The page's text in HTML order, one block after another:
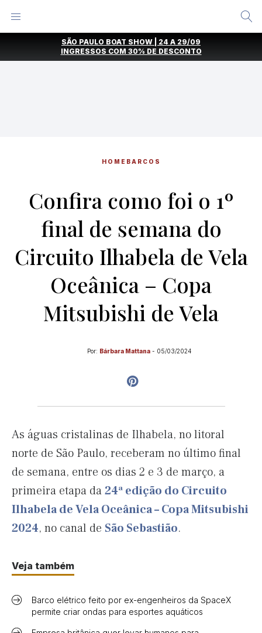
SÃO PAULO BOAT SHOW | 24 A 29/09
INGRESSOS COM 30% DE DESCONTO
HOME BARCOS
Confira como foi o 1º
final de semana do
Circuito Ilhabela de Vela
Oceânica – Copa
Mitsubishi de Vela
Por: Bárbara Mattana - 05/03/2024
As águas cristalinas de Ilhabela, no litoral
norte de São Paulo, receberam no último final
de semana, entre os dias 2 e 3 de março, a
primeira etapa da24ª edição do Circuito
Ilhabela de Vela Oceânica – Copa Mitsubishi
2024, no canal de São Sebastião.
Veja também
Barco elétrico feito por ex-engenheiros da SpaceX
permite criar ondas para esportes aquáticos